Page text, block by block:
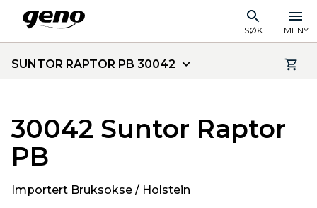
SØK MENY
SUNTOR RAPTOR PB 30042
30042 Suntor Raptor
PB
Importert Bruksokse / Holstein